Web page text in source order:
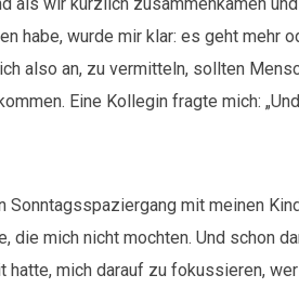
habe, wurde mir klar: es geht mehr
also an, zu vermitteln, sollten
Eine Kollegin fragte mich:
Sonntagsspaziergang mit meinen
die mich nicht mochten. Und schon
hatte, mich darauf zu fokussieren,